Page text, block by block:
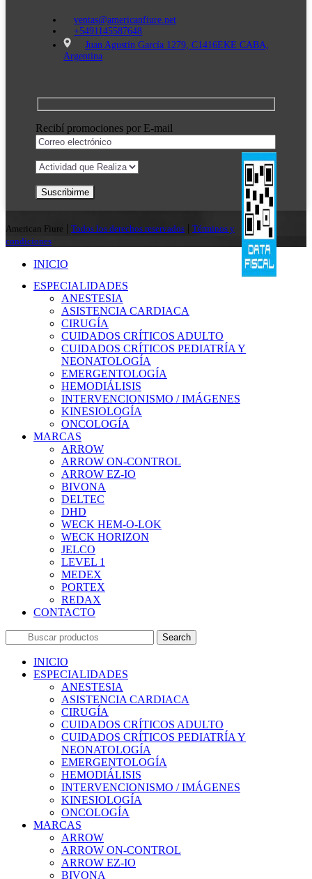
ventas@americanfiure.net
+5491145587648
Juan Agustín García 1279, C1416EKE CABA,
Argentina
Recibí promociones por E-mail
American Fiure | Todos los derechos reservados | Términos y
condiciones
INICIO
ESPECIALIDADES
ANESTESIA
ASISTENCIA CARDIACA
CIRUGÍA
CUIDADOS CRÍTICOS ADULTO
CUIDADOS CRÍTICOS PEDIATRÍA Y
NEONATOLOGÍA
EMERGENTOLOGÍA
HEMODIÁLISIS
INTERVENCIONISMO / IMÁGENES
KINESIOLOGÍA
ONCOLOGÍA
MARCAS
ARROW
ARROW ON-CONTROL
ARROW EZ-IO
BIVONA
DELTEC
DHD
WECK HEM-O-LOK
WECK HORIZON
JELCO
LEVEL 1
MEDEX
PORTEX
REDAX
CONTACTO
Search
INICIO
ESPECIALIDADES
ANESTESIA
ASISTENCIA CARDIACA
CIRUGÍA
CUIDADOS CRÍTICOS ADULTO
CUIDADOS CRÍTICOS PEDIATRÍA Y
NEONATOLOGÍA
EMERGENTOLOGÍA
HEMODIÁLISIS
INTERVENCIONISMO / IMÁGENES
KINESIOLOGÍA
ONCOLOGÍA
MARCAS
ARROW
ARROW ON-CONTROL
ARROW EZ-IO
BIVONA